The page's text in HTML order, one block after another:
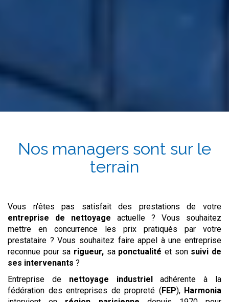
Nos managers sont sur le
terrain
Vous n'êtes pas satisfait des prestations de votre
entreprise de nettoyage actuelle ? Vous souhaitez
mettre en concurrence les prix pratiqués par votre
prestataire ? Vous souhaitez faire appel à une entreprise
reconnue pour sa rigueur, sa ponctualité et son suivi de
ses intervenants ?
Entreprise denettoyage industrieladhérente à la
fédération des entreprises de propreté (FEP), Harmonia